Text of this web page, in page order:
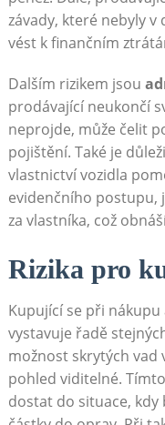
závady, které nebyly v
vést k finančním
Dalším rizikem jsou
prodávající neukončí
neprojde, může čelit
pojištění. Také je
vlastnictví vozidla
evidenčního postupu,
za vlastníka, což
Rizika pro
Kupující se při
vystavuje řadě
možnost skrytých vad
pohled viditelné.
dostat do situace,